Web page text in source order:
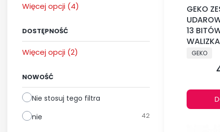
Więcej opcji (4)
DOSTĘPNOŚĆ
Dostępność
Więcej opcji (2)
NOWOŚĆ
Nie stosuj tego filtra
nie
42
GEKO
13
GEKO